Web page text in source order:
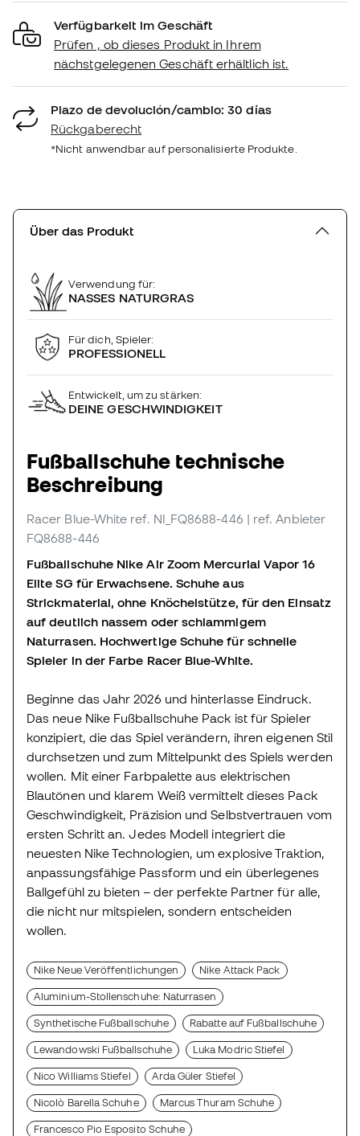
Verfügbarkeit im Geschäft
Prüfen , ob dieses Produkt in Ihrem
nächstgelegenen Geschäft erhältlich ist.
Plazo de devolución/cambio: 30 días
Rückgaberecht
*Nicht anwendbar auf personalisierte Produkte.
Über das Produkt
Verwendung für:
NASSES NATURGRAS
Für dich, Spieler:
PROFESSIONELL
Entwickelt, um zu stärken:
DEINE GESCHWINDIGKEIT
Fußballschuhe technische
Beschreibung
Racer Blue-White ref. NI_FQ8688-446 | ref. Anbieter
FQ8688-446
Fußballschuhe Nike Air Zoom Mercurial Vapor 16
Elite SG für Erwachsene. Schuhe aus
Strickmaterial, ohne Knöchelstütze, für den Einsatz
auf deutlich nassem oder schlammigem
Naturrasen. Hochwertige Schuhe für schnelle
Spieler in der Farbe Racer Blue-White.
Beginne das Jahr 2026 und hinterlasse Eindruck.
Das neue Nike Fußballschuhe Pack ist für Spieler
konzipiert, die das Spiel verändern, ihren eigenen Stil
durchsetzen und zum Mittelpunkt des Spiels werden
wollen. Mit einer Farbpalette aus elektrischen
Blautönen und klarem Weiß vermittelt dieses Pack
Geschwindigkeit, Präzision und Selbstvertrauen vom
ersten Schritt an. Jedes Modell integriert die
neuesten Nike Technologien, um explosive Traktion,
anpassungsfähige Passform und ein überlegenes
Ballgefühl zu bieten – der perfekte Partner für alle,
die nicht nur mitspielen, sondern entscheiden
wollen.
Nike Neue Veröffentlichungen Nike Attack Pack
Aluminium-Stollenschuhe: Naturrasen
Synthetische Fußballschuhe Rabatte auf Fußballschuhe
Lewandowski Fußballschuhe Luka Modric Stiefel
Nico Williams Stiefel Arda Güler Stiefel
Nicolò Barella Schuhe Marcus Thuram Schuhe
Francesco Pio Esposito Schuhe